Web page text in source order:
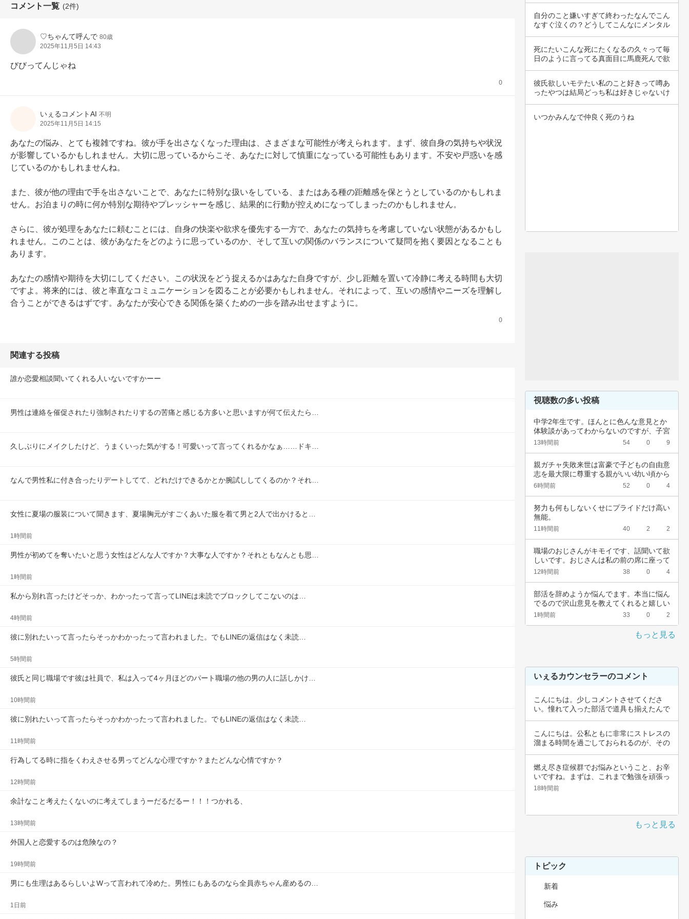
コメント一覧 (2件)
♡ちゃんて呼んで 80歳
2025年11月5日 14:43
びびってんじゃね
0
いぇるコメントAI 不明
2025年11月5日 14:15
あなたの悩み、とても複雑ですね。彼が手を出さなくなった理由は、さまざまな可能性が考えられます。まず、彼自身の気持ちや状況
が影響しているかもしれません。大切に思っているからこそ、あなたに対して慎重になっている可能性もあります。不安や戸惑いを感
じているのかもしれませんね。
また、彼が他の理由で手を出さないことで、あなたに特別な扱いをしている、またはある種の距離感を保とうとしているのかもしれま
せん。お泊まりの時に何か特別な期待やプレッシャーを感じ、結果的に行動が控えめになってしまったのかもしれません。
さらに、彼が処理をあなたに頼むことには、自身の快楽や欲求を優先する一方で、あなたの気持ちを考慮していない状態があるかもし
れません。このことは、彼があなたをどのように思っているのか、そして互いの関係のバランスについて疑問を抱く要因となることも
あります。
あなたの感情や期待を大切にしてください。この状況をどう捉えるかはあなた自身ですが、少し距離を置いて冷静に考える時間も大切
ですよ。将来的には、彼と率直なコミュニケーションを図ることが必要かもしれません。それによって、互いの感情やニーズを理解し
合うことができるはずです。あなたが安心できる関係を築くための一歩を踏み出せますように。
0
関連する投稿
誰か恋愛相談聞いてくれる人いないですかーー
男性は連絡を催促されたり強制されたりするの苦痛と感じる方多いと思いますが何て伝えたら…
久しぶりにメイクしたけど、うまくいった気がする！可愛いって言ってくれるかなぁ……ドキ…
なんで男性私に付き合ったりデートしてて、どれだけできるかとか腕試ししてくるのか？それ…
女性に夏場の服装について聞きます、夏場胸元がすごくあいた服を着て男と2人で出かけると…
1時間前
男性が初めてを奪いたいと思う女性はどんな人ですか？大事な人ですか？それともなんとも思…
1時間前
私から別れ言ったけどそっか、わかったって言ってLINEは未読でブロックしてこないのは…
4時間前
彼に別れたいって言ったらそっかわかったって言われました。でもLINEの返信はなく未読…
5時間前
彼氏と同じ職場です彼は社員で、私は入って4ヶ月ほどのパート職場の他の男の人に話しかけ…
10時間前
彼に別れたいって言ったらそっかわかったって言われました。でもLINEの返信はなく未読…
11時間前
行為してる時に指をくわえさせる男ってどんな心理ですか？またどんな心情ですか？
12時間前
余計なこと考えたくないのに考えてしまうーだるだるー！！！つかれる、
13時間前
外国人と恋愛するのは危険なの？
19時間前
男にも生理はあるらしいよWって言われて冷めた。男性にもあるのなら全員赤ちゃん産めるの…
1日前
自分のこと嫌いすぎて終わったなんでこん
なすぐ泣くの？どうしてこんなにメンタル
死にたいこんな死にたくなるの久々って毎
日のように言ってる真面目に馬鹿死んで欲
彼氏欲しいモテたい私のこと好きって噂あ
ったやつは結局どっち私は好きじゃないけ
いつかみんなで仲良く死のうね
視聴数の多い投稿
中学2年生です。ほんとに色んな意見とか
体験談があってわからないのですが、子宮
頚がんワ…
13時間前 54 0 9
親ガチャ失敗来世は富豪で子どもの自由意
志を最大限に尊重する親がいい幼い頃から
深夜正座…
6時間前 52 0 4
努力も何もしないくせにプライドだけ高い
無能。
11時間前 40 2 2
職場のおじさんがキモイです、話聞いて欲
しいです。おじさんは私の前の席に座って
いて、い…
12時間前 38 0 4
部活を辞めようか悩んでます。本当に悩ん
でるので沢山意見を教えてくれると嬉しい
です。中…
1時間前 33 0 2
もっと見る
いぇるカウンセラーのコメント
こんにちは。少しコメントさせてくださ
い。憧れて入った部活で道具も揃えたんで
こんにちは。公私ともに非常にストレスの
溜まる時間を過ごしておられるのが、その
燃え尽き症候群でお悩みということ、お辛
いですね。まずは、これまで勉強を頑張っ
てこられ…
18時間前
もっと見る
トピック
新着
悩み